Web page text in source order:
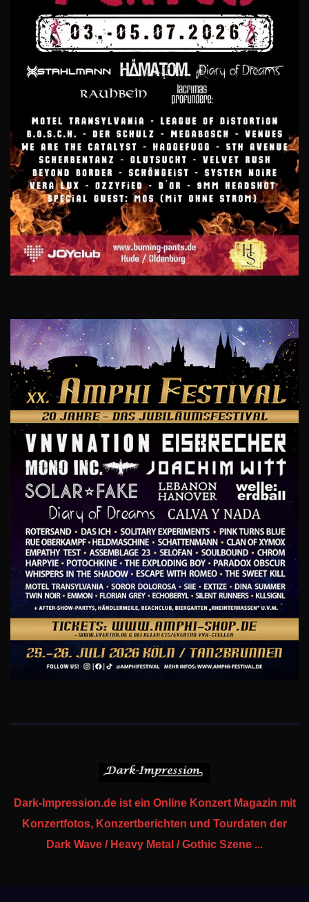
Dark-Impression.de ist ein Online Konzert Magazin mit
Konzertfotos, Konzertberichten und Tourdaten der
Dark Wave / Heavy Metal / Gothic Szene ...